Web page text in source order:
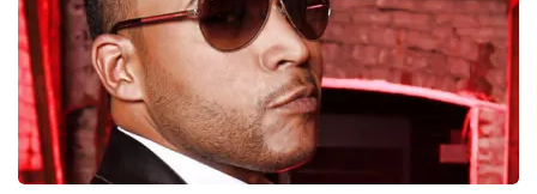
BESTEL NU